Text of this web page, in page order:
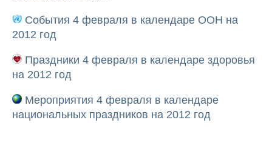
События 4 февраля в календаре ООН на
2012 год
Праздники 4 февраля в календаре здоровья
на 2012 год
Мероприятия 4 февраля в календаре
национальных праздников на 2012 год